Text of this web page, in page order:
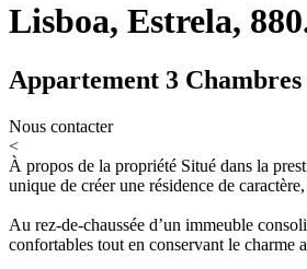
Lisboa, Estrela,
Appartement 3 Chambres
Nous contacter
<
À propos de la propriété Situé dans la
unique de créer une résidence de
Au rez-de-chaussée d’un immeuble
confortables tout en conservant le charme